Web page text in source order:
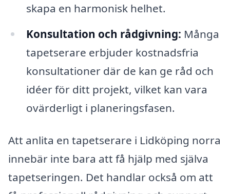
skapa en harmonisk helhet.
Konsultation och rådgivning: Många
tapetserare erbjuder kostnadsfria
konsultationer där de kan ge råd och
idéer för ditt projekt, vilket kan vara
ovärderligt i planeringsfasen.
Att anlita en tapetserare i Lidköping norra
innebär inte bara att få hjälp med själva
tapetseringen. Det handlar också om att